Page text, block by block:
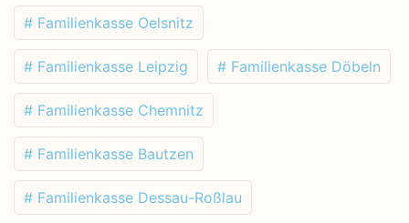
# Familienkasse Oelsnitz
# Familienkasse Leipzig # Familienkasse Döbeln
# Familienkasse Chemnitz
# Familienkasse Bautzen
# Familienkasse Dessau-Roßlau